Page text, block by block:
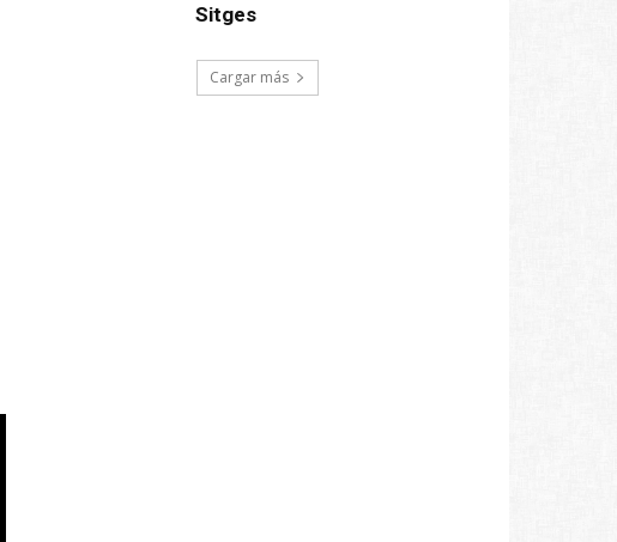
Sitges
Cargar más